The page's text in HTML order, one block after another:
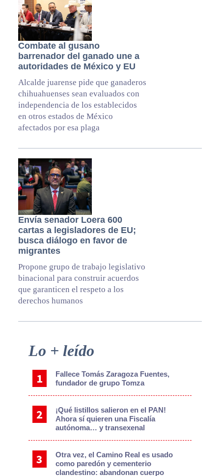
Combate al gusano
barrenador del ganado une a
autoridades de México y EU
Alcalde juarense pide que ganaderos
chihuahuenses sean evaluados con
independencia de los establecidos
en otros estados de México
afectados por esa plaga
Envía senador Loera 600
cartas a legisladores de EU;
busca diálogo en favor de
migrantes
Propone grupo de trabajo legislativo
binacional para construir acuerdos
que garanticen el respeto a los
derechos humanos
Primary
Lo + leído
Fallece Tomás Zaragoza Fuentes,
fundador de grupo Tomza
¡Qué listillos salieron en el PAN!
Ahora sí quieren una Fiscalía
autónoma… y transexenal
Otra vez, el Camino Real es usado
como paredón y cementerio
clandestino: abandonan cuerpo